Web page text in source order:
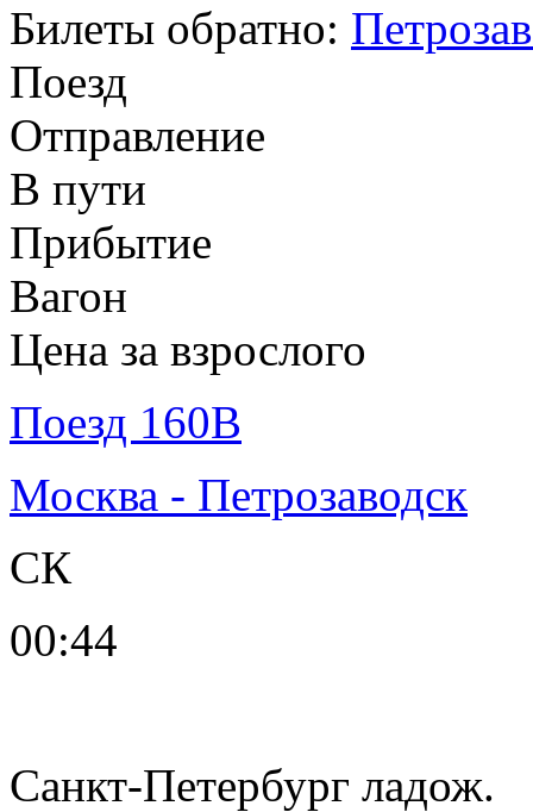
Билеты обратно:
Поезд
Отправление
В пути
Прибытие
Вагон
Цена за взрослого
Поезд 160В
Москва - Петрозаводск
СК
00:44
Санкт-Петербург ладож.